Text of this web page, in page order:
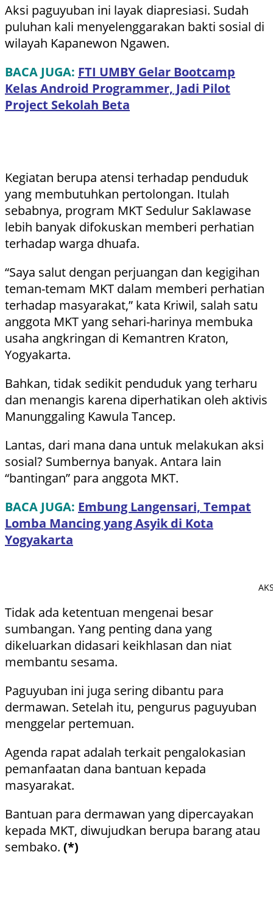
Aksi paguyuban ini layak diapresiasi. Sudah
puluhan kali menyelenggarakan bakti sosial di
wilayah Kapanewon Ngawen.
BACA JUGA: FTI UMBY Gelar Bootcamp
Kelas Android Programmer, Jadi Pilot
Project Sekolah Beta
Kegiatan berupa atensi terhadap penduduk
yang membutuhkan pertolongan. Itulah
sebabnya, program MKT Sedulur Saklawase
lebih banyak difokuskan memberi perhatian
terhadap warga dhuafa.
“Saya salut dengan perjuangan dan kegigihan
teman-temam MKT dalam memberi perhatian
terhadap masyarakat,” kata Kriwil, salah satu
anggota MKT yang sehari-harinya membuka
usaha angkringan di Kemantren Kraton,
Yogyakarta.
Bahkan, tidak sedikit penduduk yang terharu
dan menangis karena diperhatikan oleh aktivis
Manunggaling Kawula Tancep.
Lantas, dari mana dana untuk melakukan aksi
sosial? Sumbernya banyak. Antara lain
“bantingan” para anggota MKT.
BACA JUGA: Embung Langensari, Tempat
Lomba Mancing yang Asyik di Kota
Yogyakarta
Tidak ada ketentuan mengenai besar
sumbangan. Yang penting dana yang
dikeluarkan didasari keikhlasan dan niat
membantu sesama.
Paguyuban ini juga sering dibantu para
dermawan. Setelah itu, pengurus paguyuban
menggelar pertemuan.
Agenda rapat adalah terkait pengalokasian
pemanfaatan dana bantuan kepada
masyarakat.
Bantuan para dermawan yang dipercayakan
kepada MKT, diwujudkan berupa barang atau
sembako. (*)